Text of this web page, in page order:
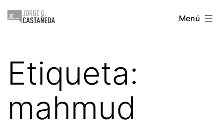
Saltar
Jorge
Menú
Etiqueta:
mahmud